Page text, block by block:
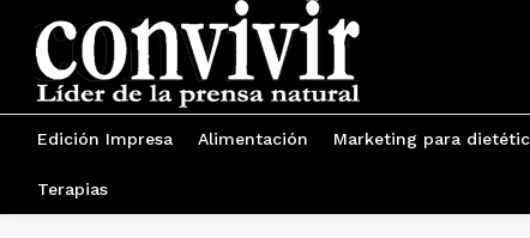
Edición Impresa Alimentación Marketing para
Terapias